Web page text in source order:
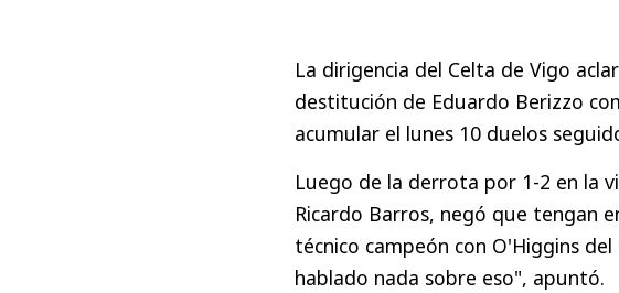
La dirigencia del Celta de Vigo
destitución de Eduardo Berizzo
acumular el lunes 10 duelos
Luego de la derrota por 1-2 en la
Ricardo Barros, negó que tengan
técnico campeón con O'Higgins
hablado nada sobre eso", apuntó.